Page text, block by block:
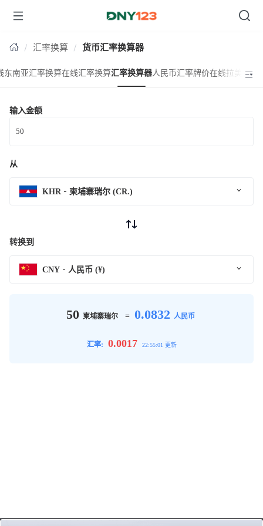
台湾
汇率换算 货币汇率换算器
东南亚汇率换算在线汇率换算汇率换算器人民币汇率牌价在线拉美汇率
输入金额
从
KHR 柬埔寨瑞尔 (CR.)
转换到
CNY 人民币 (¥)
50 柬埔寨瑞尔 = 0.0832 人民币
汇率: 0.0017 22:55:01 更新